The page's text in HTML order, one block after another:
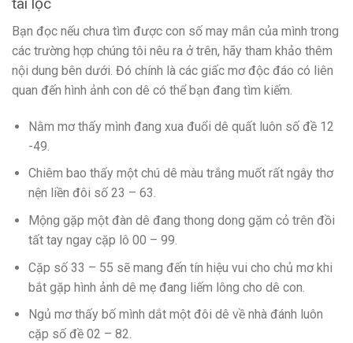
tài lộc
Bạn đọc nếu chưa tìm được con số may mắn của mình trong
các trường hợp chúng tôi nêu ra ở trên, hãy tham khảo thêm
nội dung bên dưới. Đó chính là các giấc mơ độc đáo có liên
quan đến hình ảnh con dê có thể bạn đang tìm kiếm.
Nằm mơ thấy mình đang xua đuổi dê quất luôn số đề 12
-49.
Chiêm bao thấy một chú dê màu trắng muốt rất ngây thơ
nện liền đôi số 23 – 63.
Mộng gặp một đàn dê đang thong dong gặm cỏ trên đồi
tất tay ngay cặp lô 00 – 99.
Cặp số 33 – 55 sẽ mang đến tín hiệu vui cho chủ mơ khi
bắt gặp hình ảnh dê mẹ đang liếm lông cho dê con.
Ngủ mơ thấy bố mình dắt một đôi dê về nhà đánh luôn
cặp số đề 02 – 82.